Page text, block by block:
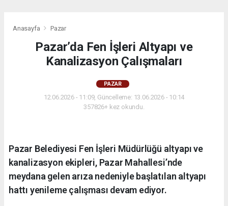
Anasayfa Pazar
Pazar’da Fen İşleri Altyapı ve
Kanalizasyon Çalışmaları
PAZAR
12.06.2026 - 11:09, Güncelleme: 13.06.2026 - 10:14
357826+ kez okundu.
Pazar Belediyesi Fen İşleri Müdürlüğü altyapı ve
kanalizasyon ekipleri, Pazar Mahallesi’nde
meydana gelen arıza nedeniyle başlatılan altyapı
hattı yenileme çalışması devam ediyor.